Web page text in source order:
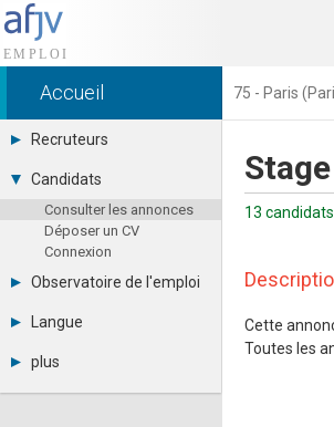
Accueil 75 - Paris
Recruteurs
Déposer une annonce
Tarifs
Interface recruteur
Candidats
Consulter les annonces
Déposer un CV
Connexion
Observatoire de l'emploi
Par métier
Par contrat
Langue
Español
plus
Actualités
13
Cette
Toutes les